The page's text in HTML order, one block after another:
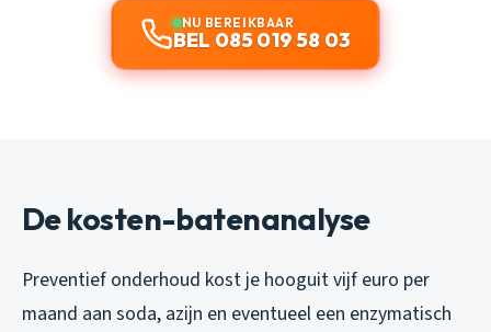
NU BEREIKBAAR
BEL 085 019 58 03
De kosten-batenanalyse
Preventief onderhoud kost je hooguit vijf euro per
maand aan soda, azijn en eventueel een enzymatisch